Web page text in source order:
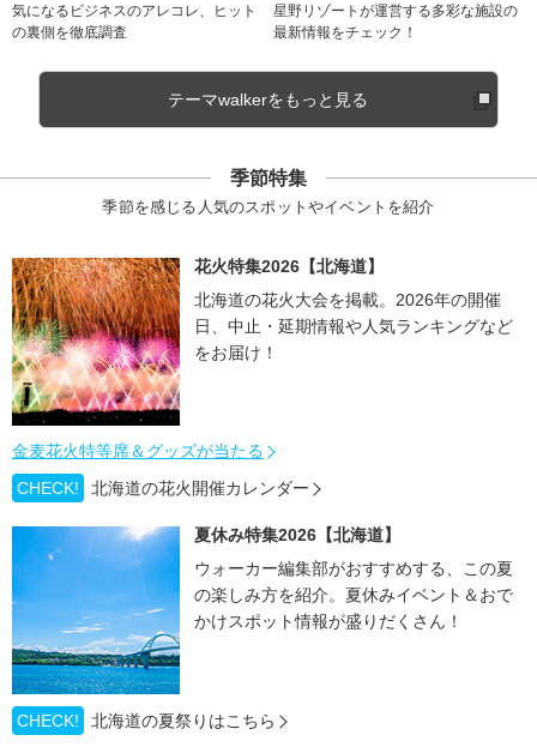
気になるビジネスのアレコレ、ヒット
の裏側を徹底調査
星野リゾートが運営する多彩な施設の
最新情報をチェック！
テーマwalkerをもっと見る
季節特集
季節を感じる人気のスポットやイベントを紹介
花火特集2026【北海道】
北海道の花火大会を掲載。2026年の開催
日、中止・延期情報や人気ランキングなど
をお届け！
金麦花火特等席＆グッズが当たる
CHECK!
北海道の花火開催カレンダー
夏休み特集2026【北海道】
ウォーカー編集部がおすすめする、この夏
の楽しみ方を紹介。夏休みイベント＆おで
かけスポット情報が盛りだくさん！
CHECK! 北海道の夏祭りはこちら